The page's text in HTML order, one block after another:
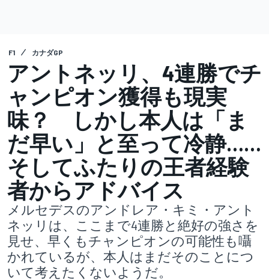
F1 カナダGP
アントネッリ、4連勝でチ
ャンピオン獲得も現実
味？ しかし本人は「ま
だ早い」と至って冷静……
そしてふたりの王者経験
者からアドバイス
メルセデスのアンドレア・キミ・アント
ネッリは、ここまで4連勝と絶好の強さを
見せ、早くもチャンピオンの可能性も囁
かれているが、本人はまだそのことにつ
いて考えたくないようだ。